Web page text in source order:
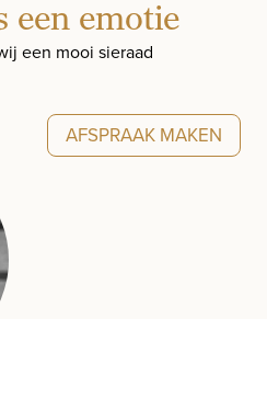
een emotie
een mooi sieraad
AFSPRAAK MAKEN